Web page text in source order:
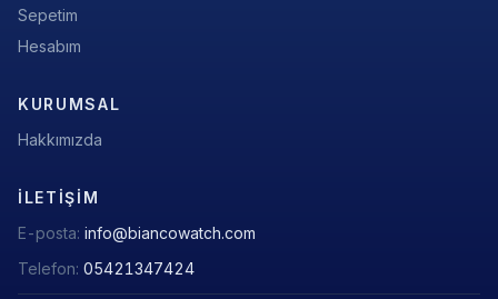
Sepetim
Hesabım
KURUMSAL
Hakkımızda
İLETIŞIM
E-posta: info@biancowatch.com
Telefon: 05421347424